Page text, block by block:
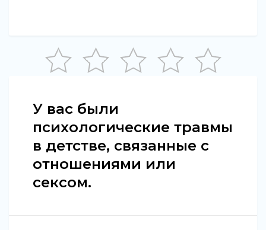
У вас были
психологические травмы
в детстве, связанные с
отношениями или
сексом.